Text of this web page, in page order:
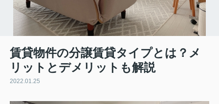
賃貸物件の分譲賃貸タイプとは？メ
リットとデメリットも解説
2022.01.25